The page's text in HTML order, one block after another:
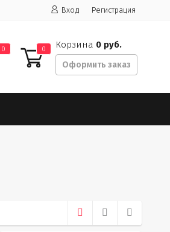
Вход Регистрация
0 0 Корзина 0 руб.
Оформить заказ